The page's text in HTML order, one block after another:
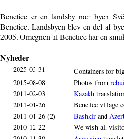
Benetice er en landsby nær byen
Benetice. Landsbyen blev en del af
2005. Omegnen til Benetice har en
Nyheder
2025-03-31
Containers for
2015-08-08
Photos from
2011-02-03
Kazakh
2011-01-26
Benetice village
2011-01-26 (2)
Bashkir and
2010-12-22
We wish all